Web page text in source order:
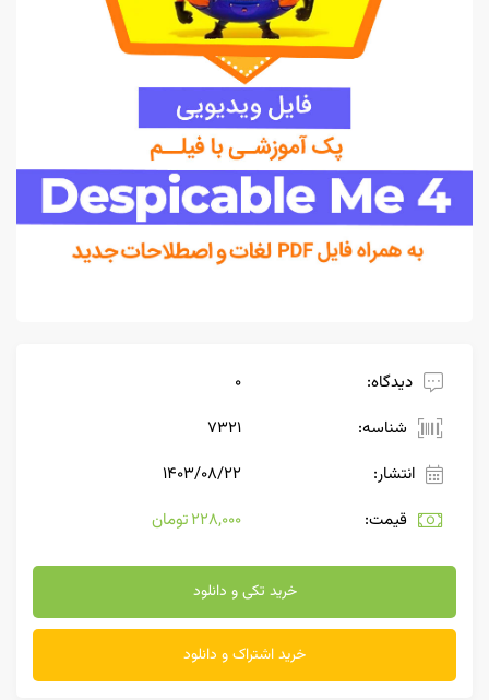
دیدگاه:
0
شناسه:
7321
انتشار:
۱۴۰۳/۰۸/۲۲
قیمت:
228,000 تومان
خرید تکی و دانلود
خرید اشتراک و دانلود